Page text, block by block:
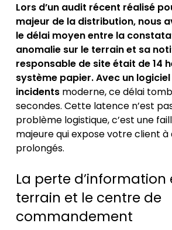
Lors d’un audit récent réalisé
majeur de la distribution, nous
le délai moyen entre la
anomalie sur le terrain et sa
responsable de site était de 14
système papier. Avec un
incidentsmoderne, ce délai
secondes. Cette latence n’est
problème logistique, c’est une
majeure qui expose votre client à
prolongés.
La perte d’information
terrain et le centre de
commandement